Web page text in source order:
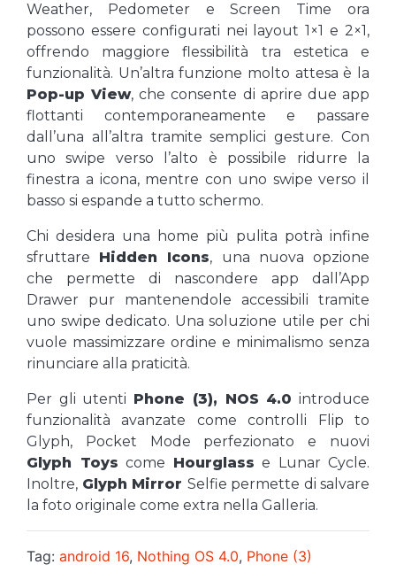
Weather, Pedometer e Screen Time ora
possono essere configurati nei layout 1×1 e 2×1,
offrendo maggiore flessibilità tra estetica e
funzionalità. Un’altra funzione molto attesa è la
Pop-up View, che consente di aprire due app
flottanti contemporaneamente e passare
dall’una all’altra tramite semplici gesture. Con
uno swipe verso l’alto è possibile ridurre la
finestra a icona, mentre con uno swipe verso il
basso si espande a tutto schermo.
Chi desidera una home più pulita potrà infine
sfruttare Hidden Icons, una nuova opzione
che permette di nascondere app dall’App
Drawer pur mantenendole accessibili tramite
uno swipe dedicato. Una soluzione utile per chi
vuole massimizzare ordine e minimalismo senza
rinunciare alla praticità.
Per gli utenti Phone (3), NOS 4.0 introduce
funzionalità avanzate come controlli Flip to
Glyph, Pocket Mode perfezionato e nuovi
Glyph Toys come Hourglass e Lunar Cycle.
Inoltre, Glyph Mirror Selfie permette di salvare
la foto originale come extra nella Galleria.
Tag: android 16, Nothing OS 4.0, Phone (3)